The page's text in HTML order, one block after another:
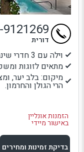
וילה עם 3 חדרי שינה, ובקתה נוספת נפרדת לזוגות בלבד
מתאים לזוגות
מיקום: בלב יער,
הרי הגולן והחרמון.
הזמנות אונליין
באישור מיידי
9121269
דורית
בדיקת זמינות ומחירים